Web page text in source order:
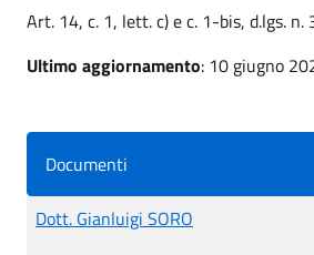
Art. 14, c. 1, lett. c) e c. 1-bis, d.lgs.
Ultimo aggiornamento: 10 giugno
Documenti
Dott. Gianluigi SORO